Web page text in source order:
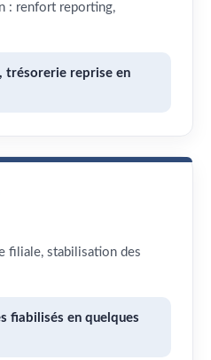
: renfort reporting,
trésorerie reprise en
filiale, stabilisation des
fiabilisés en quelques